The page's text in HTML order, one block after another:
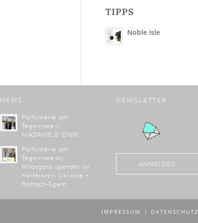
TIPPS
Noble Isle
NEWS
Parfümerie am
Tegernsee x
MADAME & ONNI
Parfümerie am
Tegernsee by
Hildegard spendet an
Helferkreis Ukraine –
Rottach-Egern
NEWSLETTER
ANMELDEN
IMPRESSUM DATENSCHUTZ